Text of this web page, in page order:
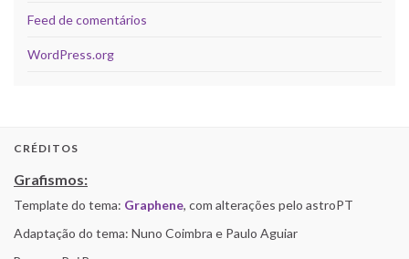
Feed de comentários
WordPress.org
CRÉDITOS
Grafismos:
Template do tema: Graphene, com alterações pelo astroPT
Adaptação do tema: Nuno Coimbra e Paulo Aguiar